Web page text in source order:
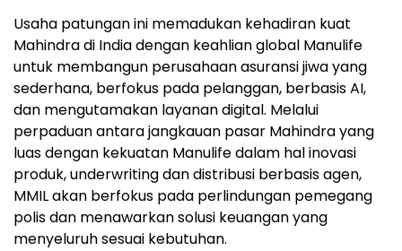
Usaha patungan ini memadukan kehadiran kuat
Mahindra di India dengan keahlian global Manulife
untuk membangun perusahaan asuransi jiwa yang
sederhana, berfokus pada pelanggan, berbasis AI,
dan mengutamakan layanan digital. Melalui
perpaduan antara jangkauan pasar Mahindra yang
luas dengan kekuatan Manulife dalam hal inovasi
produk, underwriting dan distribusi berbasis agen,
MMIL akan berfokus pada perlindungan pemegang
polis dan menawarkan solusi keuangan yang
menyeluruh sesuai kebutuhan.